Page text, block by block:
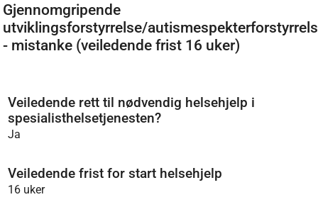
Gjennomgripende
utviklingsforstyrrelse/
- mistanke (veiledende frist 16 uker)
Veiledende rett til nødvendig helsehjelp i
spesialisthelsetjenesten?
Ja
Veiledende frist for start helsehjelp
16 uker